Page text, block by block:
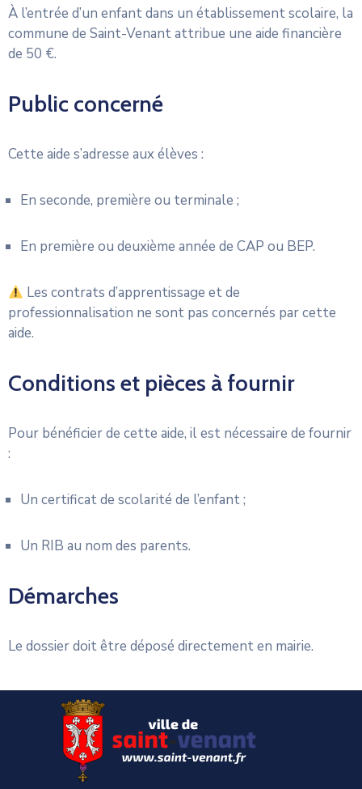
À l’entrée d’un enfant dans un établissement scolaire, la
commune de Saint-Venant attribue une aide financière
de 50 €.
Public concerné
Cette aide s’adresse aux élèves :
En seconde, première ou terminale ;
En première ou deuxième année de CAP ou BEP.
Les contrats d’apprentissage et de
professionnalisation ne sont pas concernés par cette
aide.
Conditions et pièces à fournir
Pour bénéficier de cette aide, il est nécessaire de fournir
:
Un certificat de scolarité de l’enfant ;
Un RIB au nom des parents.
Démarches
Le dossier doit être déposé directement en mairie.